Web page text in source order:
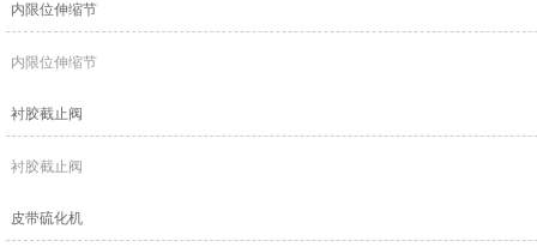
内限位伸缩节
内限位伸缩节
衬胶截止阀
衬胶截止阀
皮带硫化机